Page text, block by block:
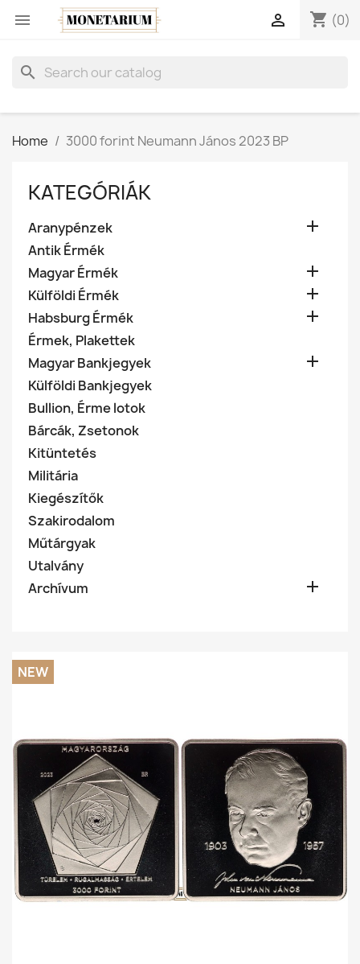
 shopping_cart (0)

search
Home 3000 forint Neumann János 2023 BP
KATEGÓRIÁK
Aranypénzek 
Antik Érmék
Magyar Érmék

Külföldi Érmék 
Habsburg Érmék 
Érmek, Plakettek
Magyar Bankjegyek

Külföldi Bankjegyek
Bullion, Érme lotok
Bárcák, Zsetonok
Kitüntetés
Militária
Kiegészítők
Szakirodalom
Műtárgyak
Utalvány
Archívum

NEW